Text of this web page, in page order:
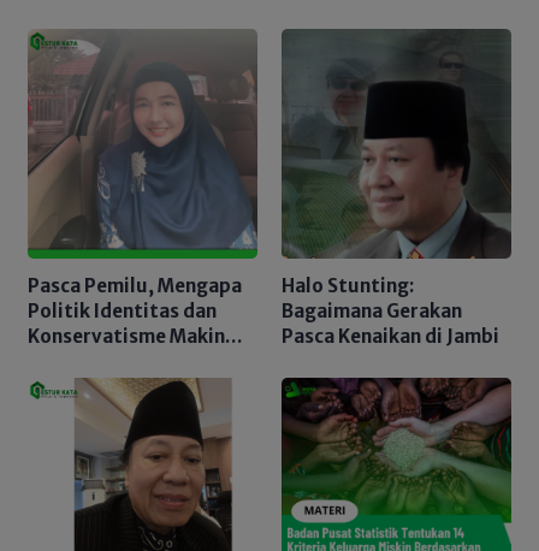
Nyata
Pasca Pemilu, Mengapa
Politik Identitas dan
Konservatisme Makin
Halo Stunting:
Bagaimana Gerakan
Pasca Kenaikan di Jambi